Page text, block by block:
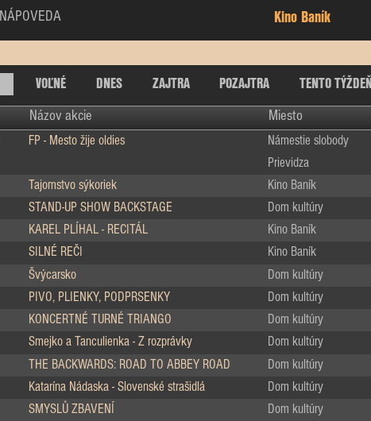
NÁPOVEDA Kino Baník
VOĽNÉ DNES ZAJTRA POZAJTRA TENTO TÝŽDEŇ
Názov akcie Miesto
FP - Mesto žije oldies
Námestie slobody
Prievidza
Tajomstvo sýkoriek Kino Baník
STAND-UP SHOW BACKSTAGE Dom kultúry
KAREL PLÍHAL - RECITÁL Kino Baník
SILNÉ REČI Kino Baník
Švýcarsko Dom kultúry
PIVO, PLIENKY, PODPRSENKY Dom kultúry
KONCERTNÉ TURNÉ TRIANGO Dom kultúry
Smejko a Tanculienka - Z rozprávky Dom kultúry
THE BACKWARDS: ROAD TO ABBEY ROAD Dom kultúry
Katarína Nádaska - Slovenské strašidlá Dom kultúry
SMYSLŮ ZBAVENÍ Dom kultúry